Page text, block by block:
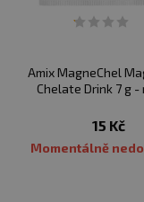
Amix MagneChel
Chelate Drink 7 g -
15 Kč
Momentálně